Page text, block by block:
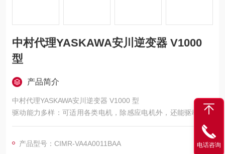
中村代理YASKAWA安川逆变器 V1000
型
产品简介
中村代理YASKAWA安川逆变器 V1000 型
驱动能力多样：可适用各类电机，除感应电机外，还能驱动同步
电机（IPMM、SPMM），实现了变频器备件的通用化，通用性
产品型号：CIMR-VA4A0011BAA
电话咨询